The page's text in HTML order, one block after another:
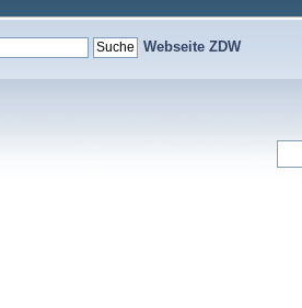
Webseite ZDW